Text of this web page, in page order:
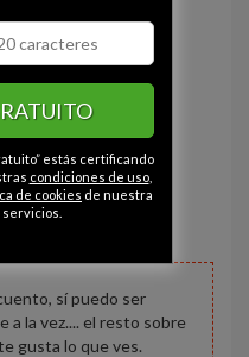
sí puedo ser
a la vez.... el resto sobre
gusta lo que ves.
estás certificando
condiciones de uso,
de cookies de nuestra